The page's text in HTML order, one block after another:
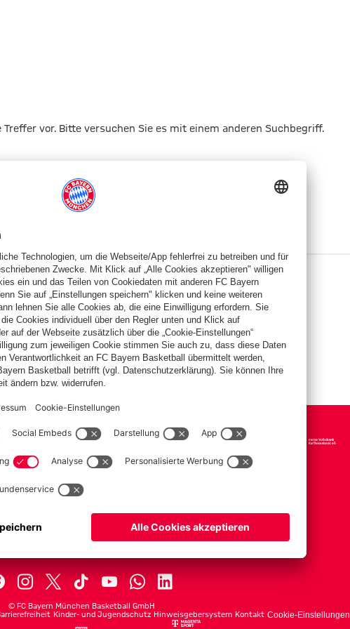
vor. Bitte versuchen Sie es mit einem anderen Suchbegriff.
PARTNER
© FC Bayern München Basketball GmbH
Kinder- und Jugendschutz Hinweisgebersystem Kontakt Cookie-Einstellungen